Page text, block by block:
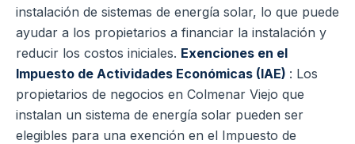
instalación de sistemas de energía solar, lo que puede
ayudar a los propietarios a financiar la instalación y
reducir los costos iniciales. Exenciones en el
Impuesto de Actividades Económicas (IAE) : Los
propietarios de negocios en Colmenar Viejo que
instalan un sistema de energía solar pueden ser
elegibles para una exención en el Impuesto de